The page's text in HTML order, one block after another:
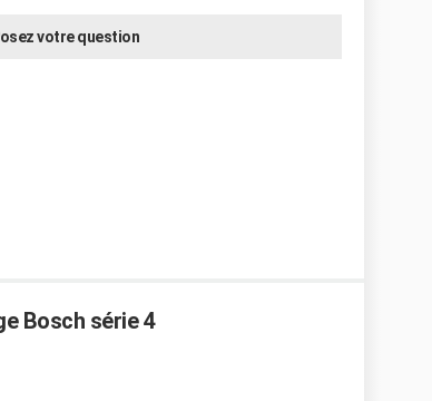
votre question
Bosch série 4